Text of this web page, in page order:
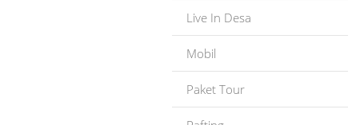
Live In Desa
Mobil
Paket Tour